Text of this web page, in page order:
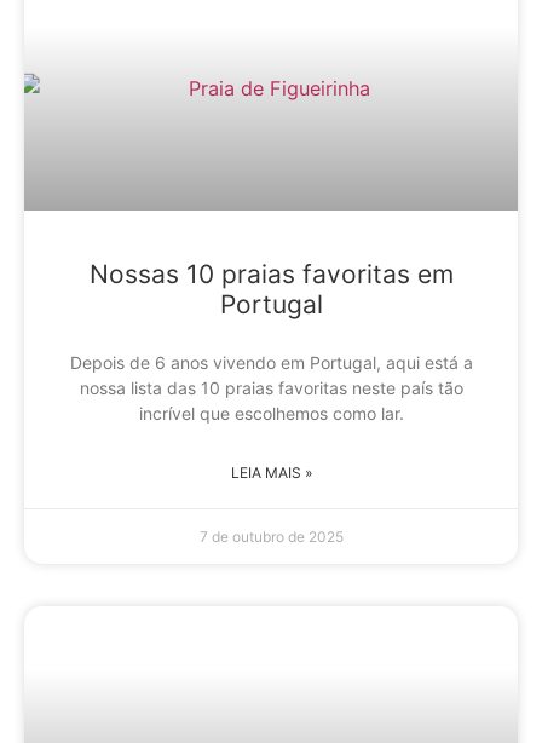
Nossas 10 praias favoritas em
Portugal
Depois de 6 anos vivendo em Portugal, aqui está a
nossa lista das 10 praias favoritas neste país tão
incrível que escolhemos como lar.
LEIA MAIS »
7 de outubro de 2025